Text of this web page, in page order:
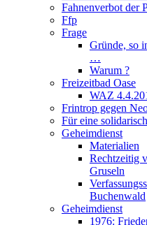
Fahnenverbot der
Ffp
Frage
Gründe, so
…
Warum ?
Freizeitbad Oase
WAZ
Frintrop gegen
Für eine
Geheimdienst
Materialien
Rechtzeitig
Gruseln
Buchenwald
Geheimdienst
1976: